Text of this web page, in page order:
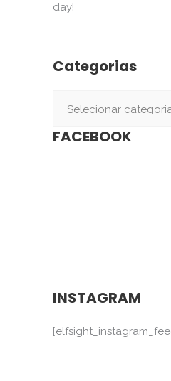
day!
Categorias
FACEBOOK
INSTAGRAM